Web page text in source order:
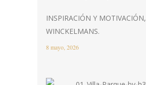
INSPIRACIÓN Y MOTIVACIÓN,
WINCKELMANS.
8 mayo, 2026